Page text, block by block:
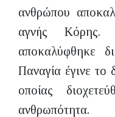
ανθρώπου
αγνής
αποκαλύφθηκε
Παναγία έγινε το
οποίας
ανθρωπότητα.